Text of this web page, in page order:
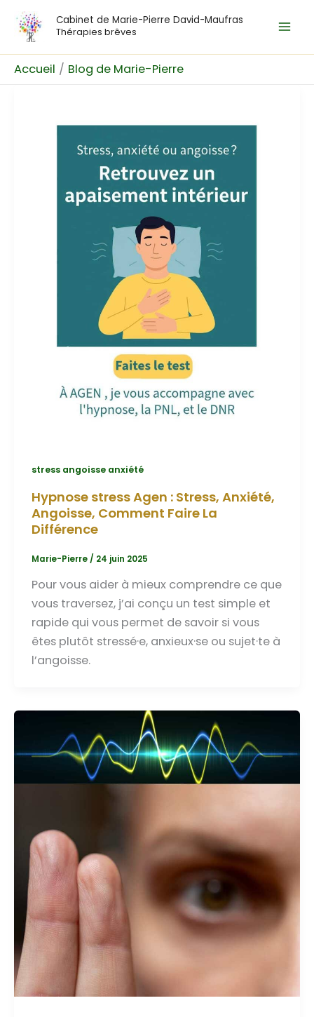
Aller
contenu
Cabinet de Marie-Pierre David-Maufras
Thérapies brêves
Accueil Blog de Marie-Pierre
stress angoisse anxiété
Hypnose stress Agen : Stress, Anxiété,
Angoisse, Comment Faire La
Différence
Marie-Pierre/ 24 juin 2025
Pour vous aider à mieux comprendre ce que
vous traversez, j’ai conçu un test simple et
rapide qui vous permet de savoir si vous
êtes plutôt stressé·e, anxieux·se ou sujet·te à
l’angoisse.